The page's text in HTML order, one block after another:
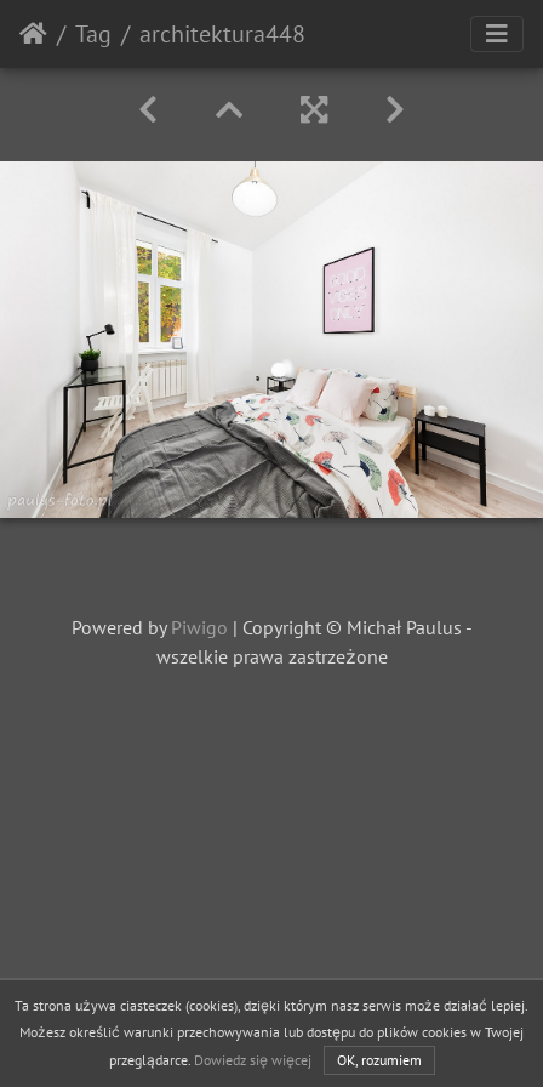
Tag architektura448
Powered by Piwigo | Copyright © Michał Paulus -
wszelkie prawa zastrzeżone
Ta strona używa ciasteczek (cookies), dzięki którym nasz serwis może działać lepiej.
Możesz określić warunki przechowywania lub dostępu do plików cookies w Twojej
przeglądarce. Dowiedz się więcej OK, rozumiem